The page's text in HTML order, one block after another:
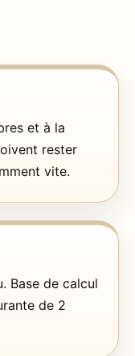
et à la
rester
vite.
Base de calcul
de 2